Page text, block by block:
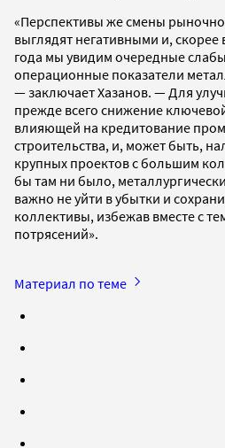
«Перспективы же смены
выглядят негативными и, скорее
года мы увидим очередные
операционные показатели
— заключает Хазанов. — Для
прежде всего снижение
влияющей на кредитование
строительства, и, может быть,
крупных проектов с большим
бы там ни было,
важно не уйти в убытки и
коллективы, избежав вместе с
потрясений».
Материал по теме